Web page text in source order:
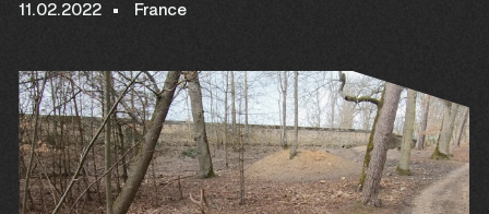
11.02.2022 France